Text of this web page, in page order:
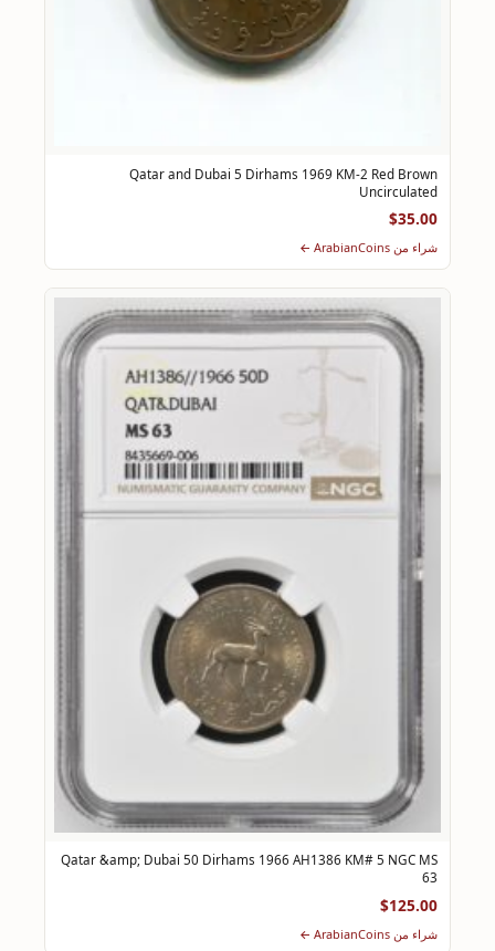
Qatar and Dubai 5 Dirhams 1969 KM-2 Red Brown
Uncirculated
$35.00
شراء من ArabianCoins ←
Qatar &amp; Dubai 50 Dirhams 1966 AH1386 KM# 5 NGC MS
63
$125.00
شراء من ArabianCoins ←